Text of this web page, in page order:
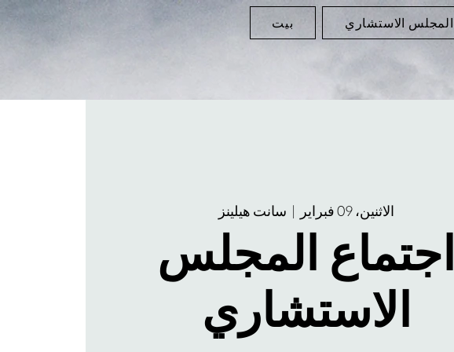
بيت المجلس الاستشاري
الاثنين، 09 فبراير
  |
سانت هيلينز
اجتماع المجلس
الاستشاري